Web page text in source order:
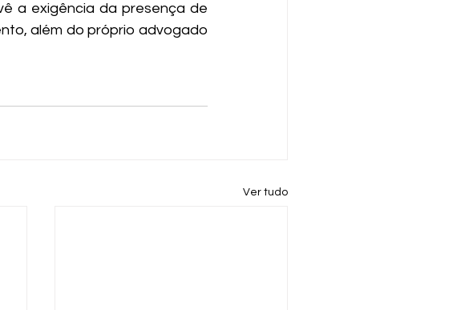
a exigência da presença de
além do próprio advogado
Ver tudo